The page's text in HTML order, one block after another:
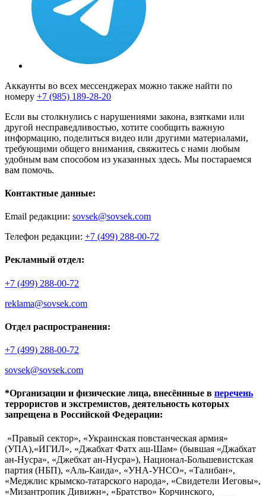
Аккаунты во всех мессенджерах можно также найти по
номеру +7 (985) 189-28-20
Если вы столкнулись с нарушениями закона, взятками или
другой несправедливостью, хотите сообщить важную
информацию, поделиться видео или другими материалами,
требующими общего внимания, свяжитесь с нами любым
удобным вам способом из указанных здесь. Мы постараемся
вам помочь.
Контактные данные:
Email редакции: sovsek@sovsek.com
Телефон редакции: +7 (499) 288-00-72
Рекламный отдел:
+7 (499) 288-00-72
reklama@sovsek.com
Отдел распространения:
+7 (499) 288-00-72
sovsek@sovsek.com
*Организации и физические лица, внесённные в перечень
террористов и экстремистов, деятельность которых
запрещена в Российской Федерации:
«Правый сектор», «Украинская повстанческая армия»
(УПА),«ИГИЛ», «Джабхат Фатх аш-Шам» (бывшая «Джабхат
ан-Нусра», «Джебхат ан-Нусра»), Национал-Большевистская
партия (НБП), «Аль-Каида», «УНА-УНСО», «Талибан»,
«Меджлис крымско-татарского народа», «Свидетели Иеговы»,
«Мизантропик Дивижн», «Братство» Корчинского,